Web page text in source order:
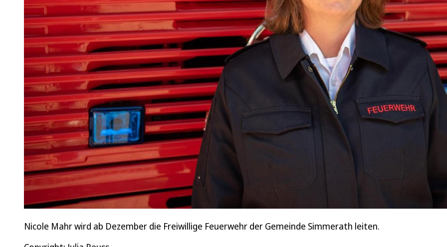
Nicole Mahr wird ab Dezember die Freiwillige Feuerwehr der Gemeinde Simmerath leiten.